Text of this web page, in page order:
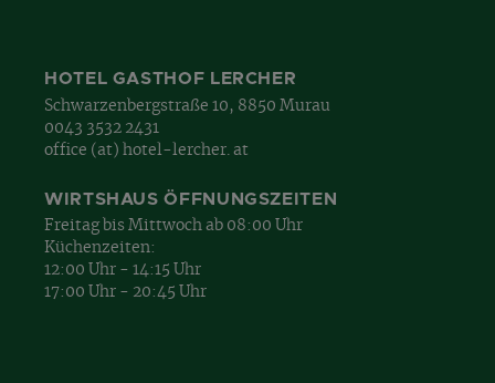
HOTEL GASTHOF LERCHER
Schwarzenbergstraße 10, 8850 Murau
0043 3532 2431
office (at) hotel-lercher. at
WIRTSHAUS ÖFFNUNGSZEITEN
Freitag bis Mittwoch ab 08:00 Uhr
Küchenzeiten:
12:00 Uhr - 14:15 Uhr
17:00 Uhr - 20:45 Uhr